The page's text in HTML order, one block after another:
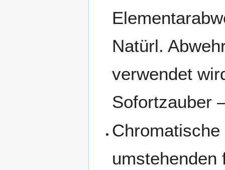
Natürl.
verwendet
Sofortzauber
umstehenden